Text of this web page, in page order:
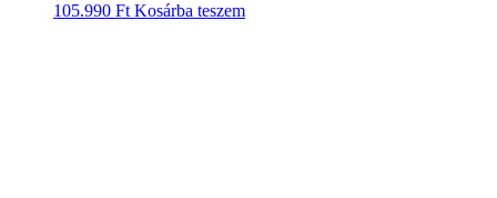
105.990 Ft Kosárba teszem